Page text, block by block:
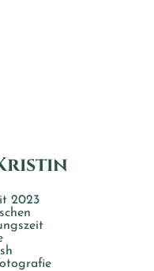
2023